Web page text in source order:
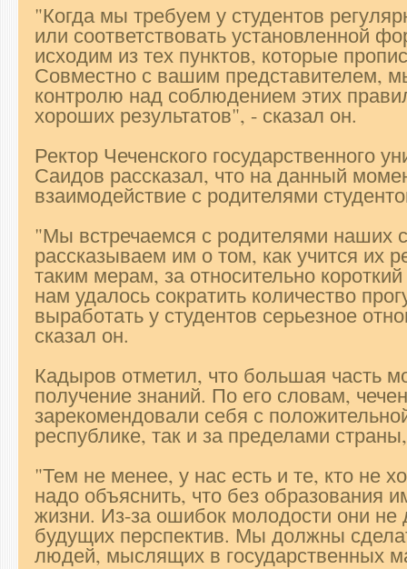
"Когда мы требуем у студентов
или соответствовать установленной
исходим из тех пунктов, которые
Совместно с вашим представителем,
контролю над соблюдением этих
хороших результатов", - сказал он.
Ректор Чеченского государственного
Саидов рассказал, что на данный
взаимодействие с родителями
"Мы встречаемся с родителями наших
рассказываем им о том, как учится их
таким мерам, за относительно
нам удалось сократить количество
выработать у студентов серьезное
сказал он.
Кадыров отметил, что большая часть
получение знаний. По его словам,
зарекомендовали себя с
республике, так и за пределами
"Тем не менее, у нас есть и те, кто не
надо объяснить, что без образования
жизни. Из-за ошибок молодости они
будущих перспектив. Мы должны
людей, мыслящих в государственных